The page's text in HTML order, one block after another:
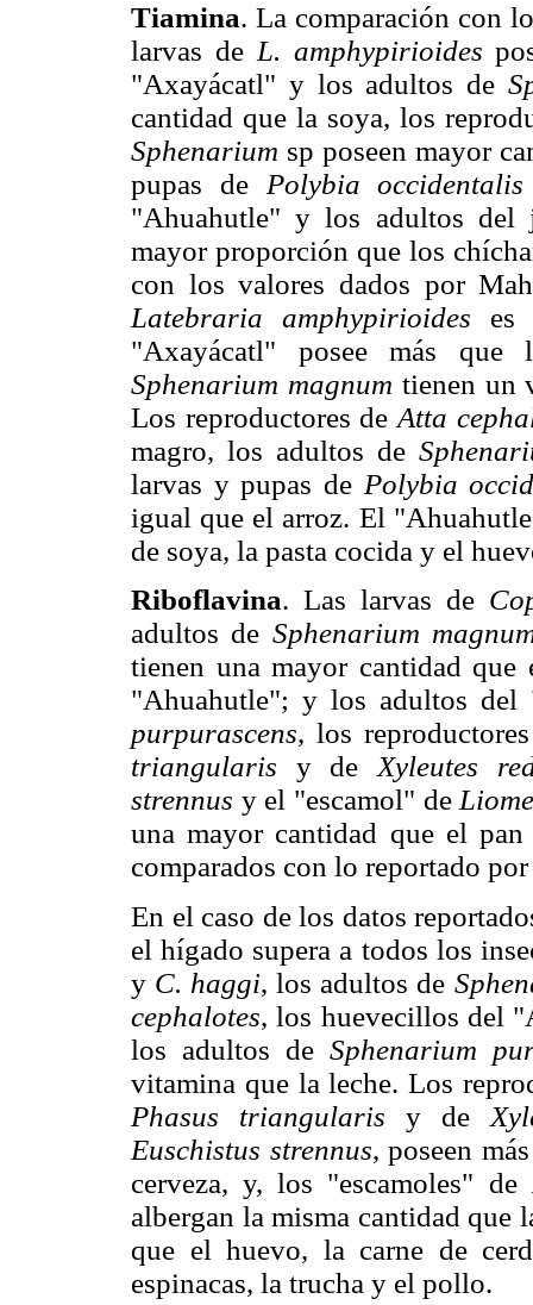
Tiamina. La comparación con
larvas de L. amphypirioides
"Axayácatl" y los adultos de
cantidad que la soya, los
Sphenarium sp poseen mayor
pupas de Polybia
"Ahuahutle" y los adultos
mayor proporción que los
con los valores dados por
Latebraria amphypirioides es
"Axayácatl" posee más
Sphenarium magnum tienen un
Los reproductores deAtta
magro, los adultos de
larvas y pupas de Polybia
igual que el arroz. El
de soya, la pasta cocida y el
Riboflavina. Las larvas de
adultos de Sphenarium
tienen una mayor cantidad
"Ahuahutle"; y los adultos
purpurascens, los
triangularis y deXyleutes
strennus y el "escamol" de
una mayor cantidad que el
comparados con lo reportado
En el caso de los datos
el hígado supera a todos los
y C. haggi, los adultos de
cephalotes, los huevecillos del
los adultos de Sphenarium
vitamina que la leche. Los
Phasus triangularis y de
Euschistus strennus, poseen
cerveza, y, los "escamoles" de
albergan la misma cantidad que
que el huevo, la carne de
espinacas, la trucha y el pollo.